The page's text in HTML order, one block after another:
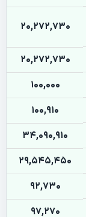
20,272,730
20,272,730
100,000
100,910
34,090,910
29,545,450
92,730
97,270